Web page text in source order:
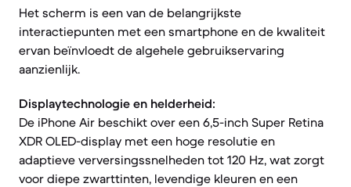
Het scherm is een van de belangrijkste
interactiepunten met een smartphone en de kwaliteit
ervan beïnvloedt de algehele gebruikservaring
aanzienlijk.
Displaytechnologie en helderheid:
De iPhone Air beschikt over een 6,5-inch Super Retina
XDR OLED-display met een hoge resolutie en
adaptieve verversingssnelheden tot 120 Hz, wat zorgt
voor diepe zwarttinten, levendige kleuren en een